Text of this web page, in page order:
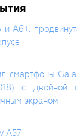
A6+:
смартфоны
с двойной
экраном
A57